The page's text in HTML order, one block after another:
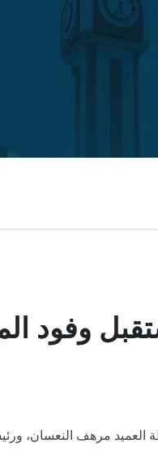
وفود
مرهف النعسان،